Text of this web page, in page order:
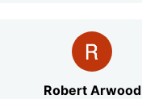
Robert Arwood